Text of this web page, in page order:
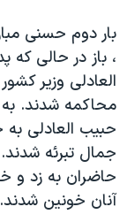
، باز در حالی که
العادلی وزیر
محاکمه شدند.
حبیب العادلی
جمال تبرئه
حاضران به زد و
آنان خونین شدند.